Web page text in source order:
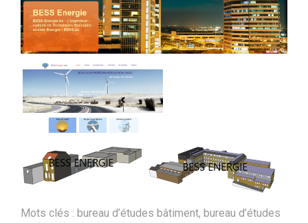
Mots clés : bureau d’études bâtiment, bureau d’études